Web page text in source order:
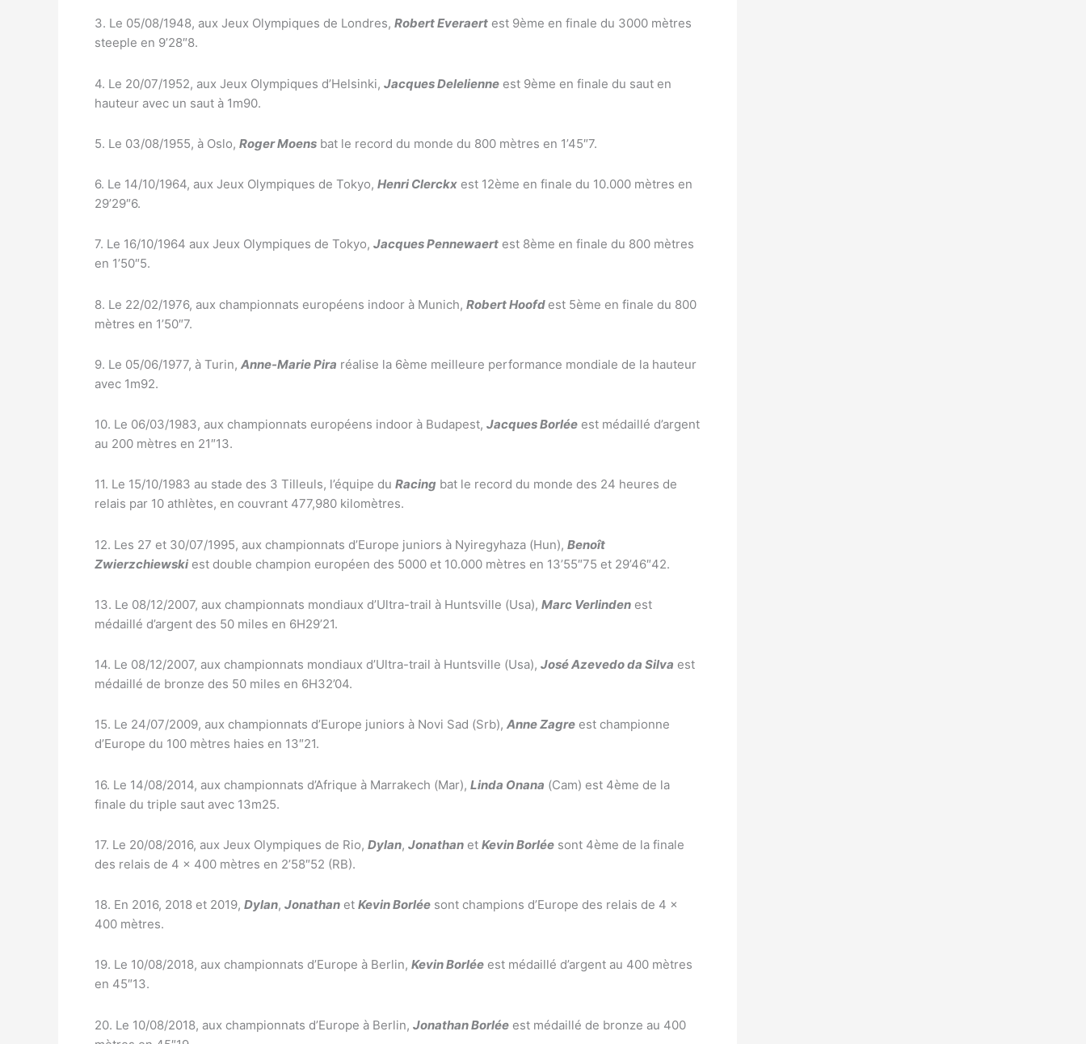
3. Le 05/08/1948, aux Jeux Olympiques de Londres, Robert Everaert est 9ème en finale du 3000 mètres
steeple en 9’28″8.
4. Le 20/07/1952, aux Jeux Olympiques d’Helsinki, Jacques Delelienne est 9ème en finale du saut en
hauteur avec un saut à 1m90.
5. Le 03/08/1955, à Oslo, Roger Moens bat le record du monde du 800 mètres en 1’45″7.
6. Le 14/10/1964, aux Jeux Olympiques de Tokyo, Henri Clerckx est 12ème en finale du 10.000 mètres en
29’29″6.
7. Le 16/10/1964 aux Jeux Olympiques de Tokyo, Jacques Pennewaert est 8ème en finale du 800 mètres
en 1’50″5.
8. Le 22/02/1976, aux championnats européens indoor à Munich, Robert Hoofd est 5ème en finale du 800
mètres en 1’50″7.
9. Le 05/06/1977, à Turin, Anne-Marie Pira réalise la 6ème meilleure performance mondiale de la hauteur
avec 1m92.
10. Le 06/03/1983, aux championnats européens indoor à Budapest, Jacques Borlée est médaillé d’argent
au 200 mètres en 21″13.
11. Le 15/10/1983 au stade des 3 Tilleuls, l’équipe du Racing bat le record du monde des 24 heures de
relais par 10 athlètes, en couvrant 477,980 kilomètres.
12. Les 27 et 30/07/1995, aux championnats d’Europe juniors à Nyiregyhaza (Hun), Benoît
Zwierzchiewskiest double champion européen des 5000 et 10.000 mètres en 13’55″75 et 29’46″42.
13. Le 08/12/2007, aux championnats mondiaux d’Ultra-trail à Huntsville (Usa), Marc Verlinden est
médaillé d’argent des 50 miles en 6H29’21.
14. Le 08/12/2007, aux championnats mondiaux d’Ultra-trail à Huntsville (Usa), José Azevedo da Silva est
médaillé de bronze des 50 miles en 6H32’04.
15. Le 24/07/2009, aux championnats d’Europe juniors à Novi Sad (Srb), Anne Zagre est championne
d’Europe du 100 mètres haies en 13″21.
16. Le 14/08/2014, aux championnats d’Afrique à Marrakech (Mar), Linda Onana (Cam) est 4ème de la
finale du triple saut avec 13m25.
17. Le 20/08/2016, aux Jeux Olympiques de Rio, Dylan, Jonathan et Kevin Borlée sont 4ème de la finale
des relais de 4 x 400 mètres en 2’58″52 (RB).
18. En 2016, 2018 et 2019, Dylan, Jonathan et Kevin Borlée sont champions d’Europe des relais de 4 x
400 mètres.
19. Le 10/08/2018, aux championnats d’Europe à Berlin, Kevin Borlée est médaillé d’argent au 400 mètres
en 45″13.
20. Le 10/08/2018, aux championnats d’Europe à Berlin, Jonathan Borlée est médaillé de bronze au 400